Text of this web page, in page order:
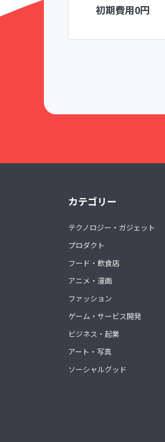
初期費用0円
Knitty
カテゴリー
テクノロジー・ガジェット
プロダクト
フード・飲食店
アニメ・漫画
ファッション
ゲーム・サービス開発
ビジネス・起業
アート・写真
ソーシャルグッド